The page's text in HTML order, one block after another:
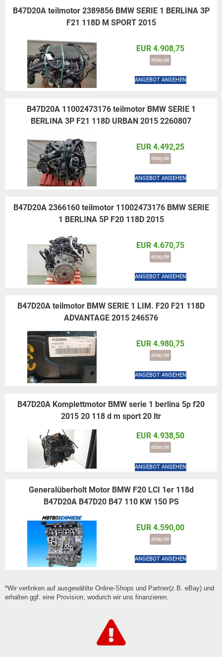
B47D20A teilmotor 2389856 BMW SERIE 1 BERLINA 3P
F21 118D M SPORT 2015
EUR 4.908,75
ebay.de
ANGEBOT ANSEHEN
B47D20A 11002473176 teilmotor BMW SERIE 1
BERLINA 3P F21 118D URBAN 2015 2260807
EUR 4.492,25
ebay.de
ANGEBOT ANSEHEN
B47D20A 2366160 teilmotor 11002473176 BMW SERIE
1 BERLINA 5P F20 118D 2015
EUR 4.670,75
ebay.de
ANGEBOT ANSEHEN
B47D20A teilmotor BMW SERIE 1 LIM. F20 F21 118D
ADVANTAGE 2015 246576
EUR 4.980,75
ebay.de
ANGEBOT ANSEHEN
B47D20A Komplettmotor BMW serie 1 berlina 5p f20
2015 20 118 d m sport 20 ltr
EUR 4.938,50
ebay.de
ANGEBOT ANSEHEN
Generalüberholt Motor BMW F20 LCI 1er 118d
B47D20A B47D20 B47 110 KW 150 PS
EUR 4.590,00
ebay.de
ANGEBOT ANSEHEN
*Wir verlinken auf ausgewählte Online-Shops und Partner(z.B. eBay) und
erhalten ggf. eine Provision, wodurch wir uns finanzieren.